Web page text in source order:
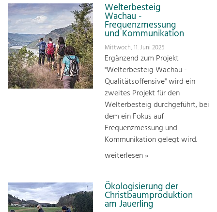
Welterbesteig
Wachau -
Frequenzmessung
und Kommunikation
Mittwoch, 11. Juni 2025
Ergänzend zum Projekt
"Welterbesteig Wachau -
Qualitätsoffensive" wird ein
zweites Projekt für den
Welterbesteig durchgeführt, bei
dem ein Fokus auf
Frequenzmessung und
Kommunikation gelegt wird.
weiterlesen »
Ökologisierung der
Christbaumproduktion
am Jauerling